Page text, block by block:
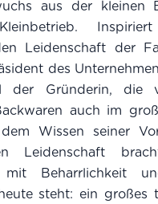
aus der kleinen
Leidenschaft der
des
der Gründerin, die
auch im
Wissen seiner
Leidenschaft
mit Beharrlichkeit
steht: ein großes